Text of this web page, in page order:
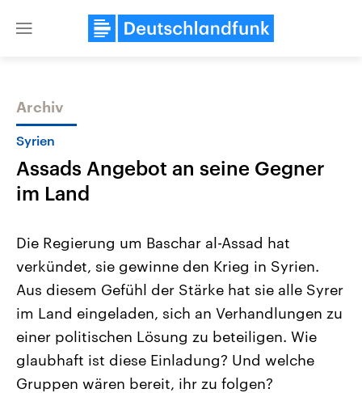
Close
Themen
Landtagswahl Sachsen-Anhalt
2026
Alle Informationen
Sachsen-Anhalt wählt am 6.
September 2026 einen neuen
Landtag. Seit 2021 wird das
Bundesland von einer Koalition aus
CDU, SPD und FDP regiert.-
Umfragen, Prognosen,
USA
Aktuelle Beiträge,
Hintergründe
Wirtschaftlich und
gehören die Vereinigten
den mächtigsten Ländern
mit großem Einfluss auf
aktuelle Weltgeschehen.
Archiv
Syrien
Assads Angebot an seine Gegner
im Land
Die Regierung um Baschar al-Assad hat
verkündet, sie gewinne den Krieg in Syrien.
Aus diesem Gefühl der Stärke hat sie alle Syrer
im Land eingeladen, sich an Verhandlungen zu
einer politischen Lösung zu beteiligen. Wie
glaubhaft ist diese Einladung? Und welche
Gruppen wären bereit, ihr zu folgen?